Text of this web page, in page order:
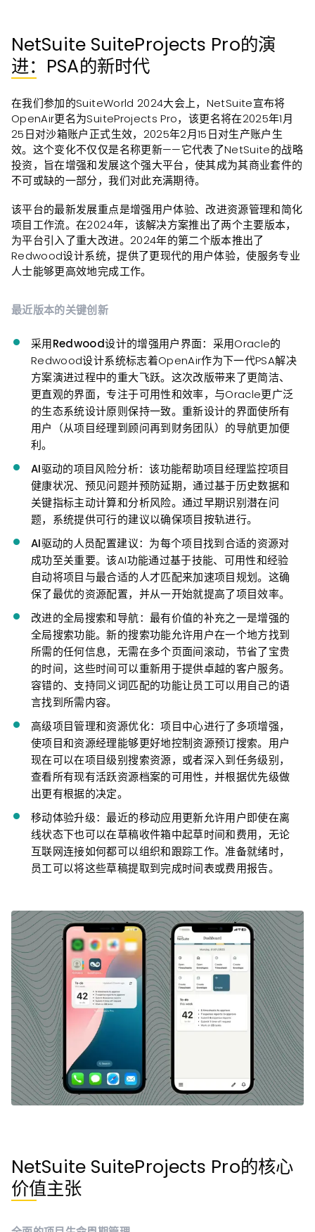
NetSuite SuiteProjects Pro的演
进：PSA的新时代
在我们参加的SuiteWorld 2024大会上，NetSuite宣布将
OpenAir更名为SuiteProjects Pro，该更名将在2025年1月
25日对沙箱账户正式生效，2025年2月15日对生产账户生
效。这个变化不仅仅是名称更新——它代表了NetSuite的战略
投资，旨在增强和发展这个强大平台，使其成为其商业套件的
不可或缺的一部分，我们对此充满期待。
该平台的最新发展重点是增强用户体验、改进资源管理和简化
项目工作流。在2024年，该解决方案推出了两个主要版本，
为平台引入了重大改进。2024年的第二个版本推出了
Redwood设计系统，提供了更现代的用户体验，使服务专业
人士能够更高效地完成工作。
最近版本的关键创新
采用Redwood设计的增强用户界面：采用Oracle的
Redwood设计系统标志着OpenAir作为下一代PSA解决
方案演进过程中的重大飞跃。这次改版带来了更简洁、
更直观的界面，专注于可用性和效率，与Oracle更广泛
的生态系统设计原则保持一致。重新设计的界面使所有
用户（从项目经理到顾问再到财务团队）的导航更加便
利。
AI驱动的项目风险分析：该功能帮助项目经理监控项目
健康状况、预见问题并预防延期，通过基于历史数据和
关键指标主动计算和分析风险。通过早期识别潜在问
题，系统提供可行的建议以确保项目按轨进行。
AI驱动的人员配置建议：为每个项目找到合适的资源对
成功至关重要。该AI功能通过基于技能、可用性和经验
自动将项目与最合适的人才匹配来加速项目规划。这确
保了最优的资源配置，并从一开始就提高了项目效率。
改进的全局搜索和导航： 最有价值的补充之一是增强的
全局搜索功能。新的搜索功能允许用户在一个地方找到
所需的任何信息，无需在多个页面间滚动，节省了宝贵
的时间，这些时间可以重新用于提供卓越的客户服务。
容错的、支持同义词匹配的功能让员工可以用自己的语
言找到所需内容。
高级项目管理和资源优化：项目中心进行了多项增强，
使项目和资源经理能够更好地控制资源预订搜索。用户
现在可以在项目级别搜索资源，或者深入到任务级别，
查看所有现有活跃资源档案的可用性，并根据优先级做
出更有根据的决定。
移动体验升级：最近的移动应用更新允许用户即使在离
线状态下也可以在草稿收件箱中起草时间和费用，无论
互联网连接如何都可以组织和跟踪工作。准备就绪时，
员工可以将这些草稿提取到完成时间表或费用报告。
NetSuite SuiteProjects Pro的核心
价值主张